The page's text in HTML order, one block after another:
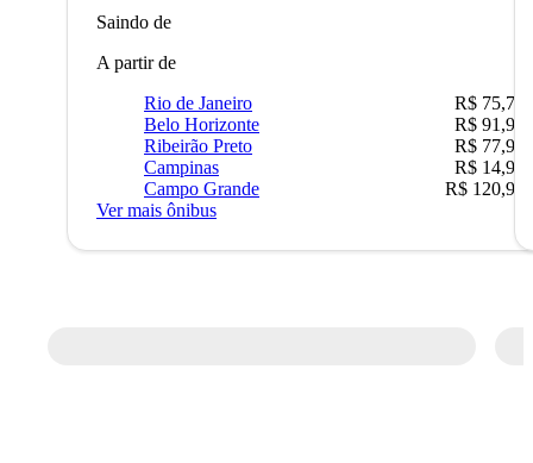
Saindo de
A partir de
Rio de Janeiro
R$ 75,77
Belo Horizonte
R$ 91,90
Ribeirão Preto
R$ 77,90
Campinas
R$ 14,90
Campo Grande
R$ 120,90
Ver mais ônibus